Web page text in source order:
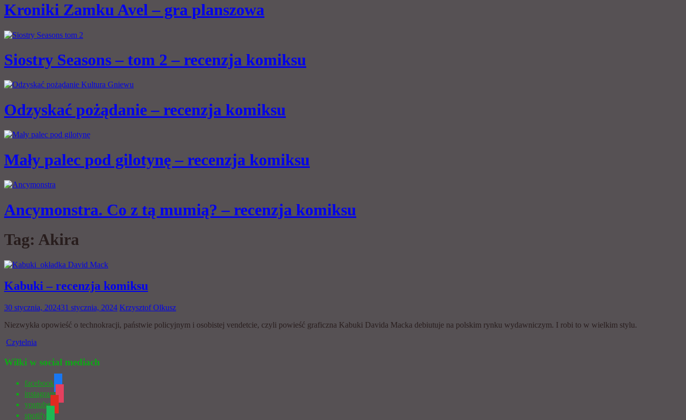
Kroniki Zamku Avel – gra planszowa
Siostry Seasons – tom 2 – recenzja komiksu
Odzyskać pożądanie – recenzja komiksu
Mały palec pod gilotynę – recenzja komiksu
Ancymonstra. Co z tą mumią? – recenzja komiksu
Tag: Akira
Kabuki – recenzja komiksu
30 stycznia, 202431 stycznia, 2024 Krzysztof Olkusz
Niezwykła opowieść o technokracji, państwie policyjnym i osobistej vendetcie, czyli powieść graficzna Kabuki Davida Macka debiutuje na polskim rynku wydawniczym. I robi to w wielkim stylu.
Czytelnia
Wilki w social mediach
facebook
instagram
youtube
spotify